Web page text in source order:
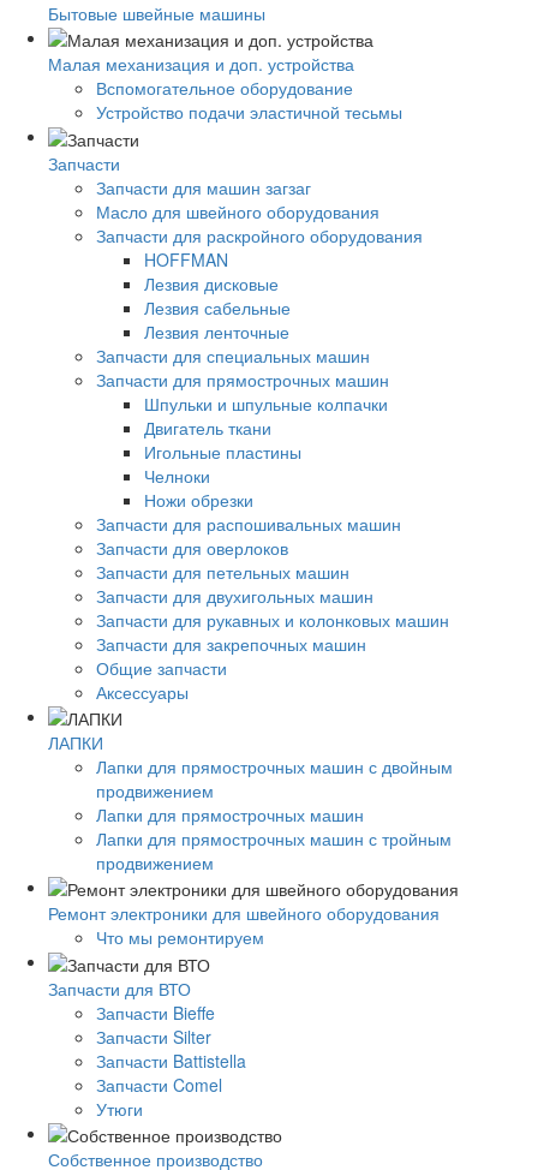
Бытовые швейные машины
Малая механизация и доп. устройства
Вспомогательное оборудование
Устройство подачи эластичной тесьмы
Запчасти
Запчасти для машин загзаг
Масло для швейного оборудования
Запчасти для раскройного оборудования
HOFFMAN
Лезвия дисковые
Лезвия сабельные
Лезвия ленточные
Запчасти для специальных машин
Запчасти для прямострочных машин
Шпульки и шпульные колпачки
Двигатель ткани
Игольные пластины
Челноки
Ножи обрезки
Запчасти для распошивальных машин
Запчасти для оверлоков
Запчасти для петельных машин
Запчасти для двухигольных машин
Запчасти для рукавных и колонковых машин
Запчасти для закрепочных машин
Общие запчасти
Аксессуары
ЛАПКИ
Лапки для прямострочных машин с двойным
продвижением
Лапки для прямострочных машин
Лапки для прямострочных машин с тройным
продвижением
Ремонт электроники для швейного оборудования
Что мы ремонтируем
Запчасти для ВТО
Запчасти Bieffe
Запчасти Silter
Запчасти Battistella
Запчасти Comel
Утюги
Собственное производство